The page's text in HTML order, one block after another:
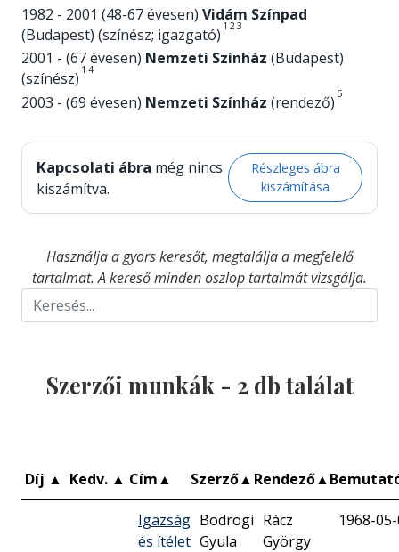
1982 - 2001 (48-67 évesen) Vidám Színpad
(Budapest) (színész; igazgató) 1 2 3
2001 - (67 évesen) Nemzeti Színház (Budapest)
(színész) 1 4
2003 - (69 évesen) Nemzeti Színház (rendező) 5
Kapcsolati ábra még nincs
kiszámítva.
Részleges ábra
kiszámítása
Használja a gyors keresőt, megtalálja a megfelelő
tartalmat. A kereső minden oszlop tartalmát vizsgálja.
Szerzői munkák - 2 db találat
Díj ▲ Kedv. ▲ Cím▲ Szerző▲ Rendező▲
Igazság
és ítélet
Bodrogi
Gyula
Rácz
György
1968-